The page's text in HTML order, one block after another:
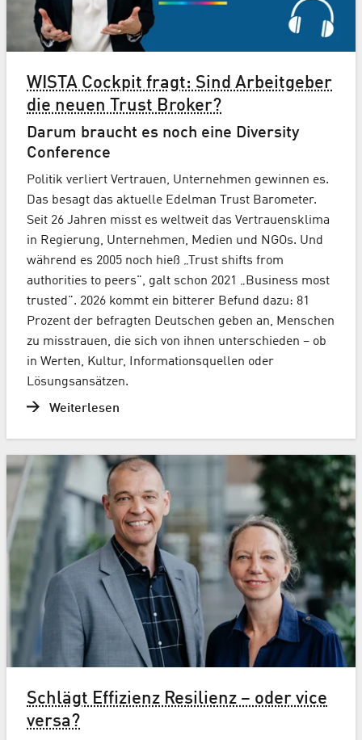
WISTA Cockpit fragt: Sind Arbeitgeber
die neuen Trust Broker?
Darum braucht es noch eine Diversity
Conference
Politik verliert Vertrauen, Unternehmen gewinnen es.
Das besagt das aktuelle Edelman Trust Barometer.
Seit 26 Jahren misst es weltweit das Vertrauensklima
in Regierung, Unternehmen, Medien und NGOs. Und
während es 2005 noch hieß „Trust shifts from
authorities to peers", galt schon 2021 „Business most
trusted". 2026 kommt ein bitterer Befund dazu: 81
Prozent der befragten Deutschen geben an, Menschen
zu misstrauen, die sich von ihnen unterschieden – ob
in Werten, Kultur, Informationsquellen oder
Lösungsansätzen.
Weiterlesen
Schlägt Effizienz Resilienz – oder vice
versa?